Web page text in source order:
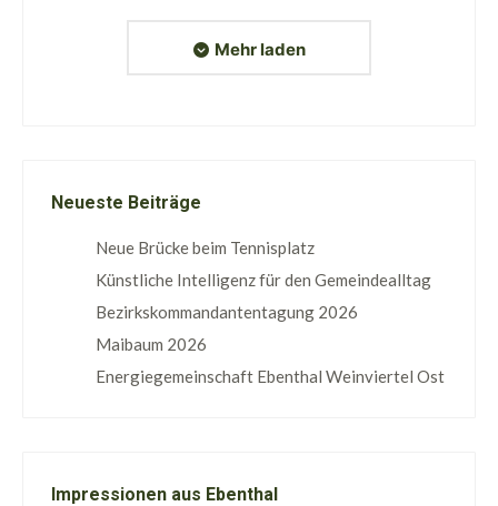
Mehr laden
Neueste Beiträge
Neue Brücke beim Tennisplatz
Künstliche Intelligenz für den Gemeindealltag
Bezirkskommandantentagung 2026
Maibaum 2026
Energiegemeinschaft Ebenthal Weinviertel Ost
Impressionen aus Ebenthal